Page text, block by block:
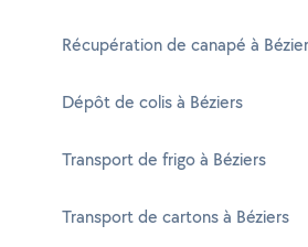
Récupération de canapé à
Dépôt de colis à Béziers
Transport de frigo à Béziers
Transport de cartons à Béziers